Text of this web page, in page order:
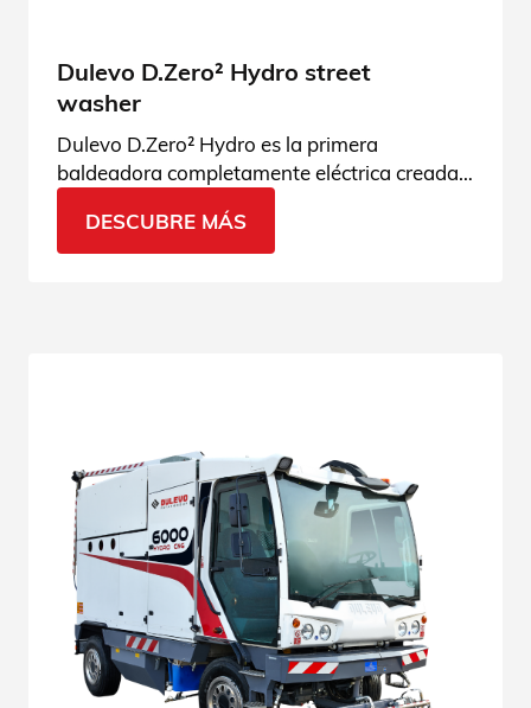
Dulevo D.Zero² Hydro street
washer
Dulevo D.Zero² Hydro es la primera
baldeadora completamente eléctrica creada
Dulevo Green!
DESCUBRE MÁS